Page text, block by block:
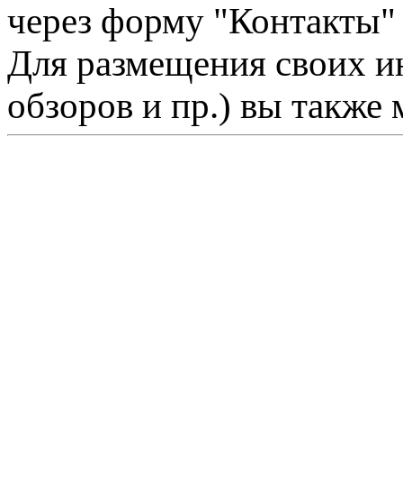
через форму "Контакты"
Для размещения своих
обзоров и пр.) вы также